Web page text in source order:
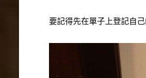
要記得先在單子上登記自